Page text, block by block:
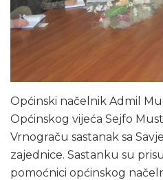
Općinski načelnik Admil
Općinskog vijeća Sejfo
Vrnograču sastanak sa
zajednice. Sastanku su
pomoćnici općinskog